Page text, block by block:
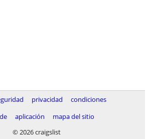
privacidad
condiciones
aplicación
mapa del sitio
© 2026 craigslist